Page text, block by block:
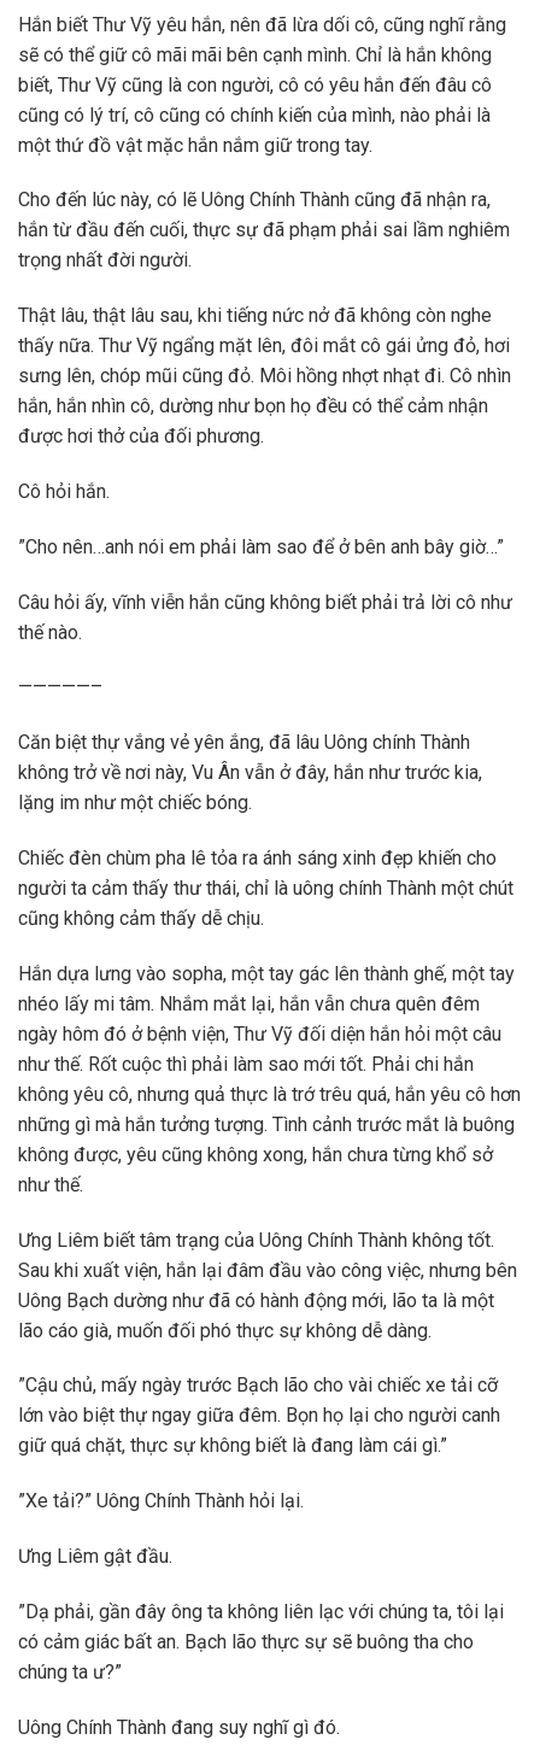
Hắn biết Thư Vỹ yêu hắn, nên đã lừa dối cô, cũng nghĩ rằng
sẽ có thể giữ cô mãi mãi bên cạnh mình. Chỉ là hắn không
biết, Thư Vỹ cũng là con người, cô có yêu hắn đến đâu cô
cũng có lý trí, cô cũng có chính kiến của mình, nào phải là
một thứ đồ vật mặc hắn nắm giữ trong tay.
Cho đến lúc này, có lẽ Uông Chính Thành cũng đã nhận ra,
hắn từ đầu đến cuối, thực sự đã phạm phải sai lầm nghiêm
trọng nhất đời người.
Thật lâu, thật lâu sau, khi tiếng nức nở đã không còn nghe
thấy nữa. Thư Vỹ ngẩng mặt lên, đôi mắt cô gái ửng đỏ, hơi
sưng lên, chóp mũi cũng đỏ. Môi hồng nhợt nhạt đi. Cô nhìn
hắn, hắn nhìn cô, dường như bọn họ đều có thể cảm nhận
được hơi thở của đối phương.
Cô hỏi hắn.
”Cho nên…anh nói em phải làm sao để ở bên anh bây giờ…”
Câu hỏi ấy, vĩnh viễn hắn cũng không biết phải trả lời cô như
thế nào.
—————–
Căn biệt thự vắng vẻ yên ắng, đã lâu Uông chính Thành
không trở về nơi này, Vu Ân vẫn ở đây, hắn như trước kia,
lặng im như một chiếc bóng.
Chiếc đèn chùm pha lê tỏa ra ánh sáng xinh đẹp khiến cho
người ta cảm thấy thư thái, chỉ là uông chính Thành một chút
cũng không cảm thấy dễ chịu.
Hắn dựa lưng vào sopha, một tay gác lên thành ghế, một tay
nhéo lấy mi tâm. Nhắm mắt lại, hắn vẫn chưa quên đêm
ngày hôm đó ở bệnh viện, Thư Vỹ đối diện hắn hỏi một câu
như thế. Rốt cuộc thì phải làm sao mới tốt. Phải chi hắn
không yêu cô, nhưng quả thực là trớ trêu quá, hắn yêu cô hơn
những gì mà hắn tưởng tượng. Tình cảnh trước mắt là buông
không được, yêu cũng không xong, hắn chưa từng khổ sở
như thế.
Ưng Liêm biết tâm trạng của Uông Chính Thành không tốt.
Sau khi xuất viện, hắn lại đâm đầu vào công việc, nhưng bên
Uông Bạch dường như đã có hành động mới, lão ta là một
lão cáo già, muốn đối phó thực sự không dễ dàng.
”Cậu chủ, mấy ngày trước Bạch lão cho vài chiếc xe tải cỡ
lớn vào biệt thự ngay giữa đêm. Bọn họ lại cho người canh
giữ quá chặt, thực sự không biết là đang làm cái gì.”
”Xe tải?” Uông Chính Thành hỏi lại.
Ưng Liêm gật đầu.
”Dạ phải, gần đây ông ta không liên lạc với chúng ta, tôi lại
có cảm giác bất an. Bạch lão thực sự sẽ buông tha cho
chúng ta ư?”
Uông Chính Thành đang suy nghĩ gì đó.